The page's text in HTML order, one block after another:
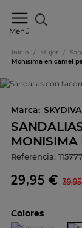
Menú
Inicio / Mujer /
Monisima en camel
Marca: SKYDIVA
MONISIMA
Referencia:
29,95 €
Colores